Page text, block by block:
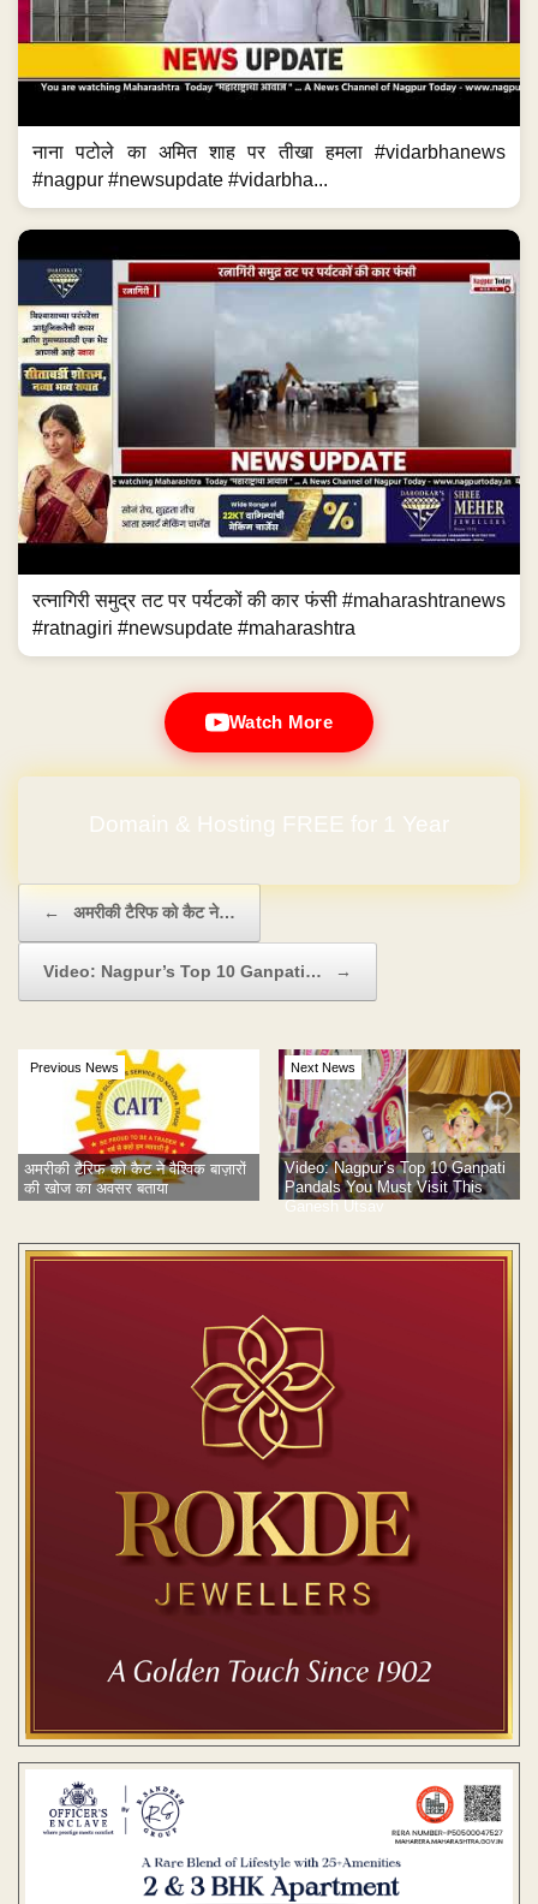
नाना पटोले का अमित शाह पर तीखा हमला #vidarbhanews
#nagpur #newsupdate #vidarbha...
रत्नागिरी समुद्र तट पर पर्यटकों की कार फंसी #maharashtranews
#ratnagiri #newsupdate #maharashtra
Watch More
Domain & Hosting FREE for 1 Year
← अमरीकी टैरिफ को कैट ने…
Video: Nagpur’s Top 10 Ganpati… →
Previous News
अमरीकी टैरिफ को कैट ने वैश्विक बाज़ारों
की खोज का अवसर बताया
Next News
Video: Nagpur’s Top 10 Ganpati
Pandals You Must Visit This
Ganesh Utsav